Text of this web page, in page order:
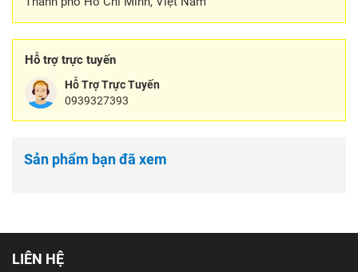
Hỗ trợ trực tuyến
Hỗ Trợ Trực Tuyến
0939327393
Sản phẩm bạn đã xem
LIÊN HỆ